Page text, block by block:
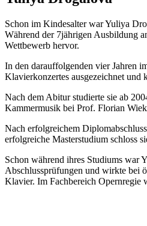
Schon im Kindesalter war Yuliya
Während der 7jährigen Ausbildung
Wettbewerb hervor.
In den darauffolgenden vier Jahren
Klavierkonzertes ausgezeichnet
Nach dem Abitur studierte sie ab
Kammermusik bei Prof. Florian
Nach erfolgreichem
erfolgreiche Masterstudium schloss
Schon während ihres Studiums war
Abschlussprüfungen und wirkte bei
Klavier. Im Fachbereich Opernregie